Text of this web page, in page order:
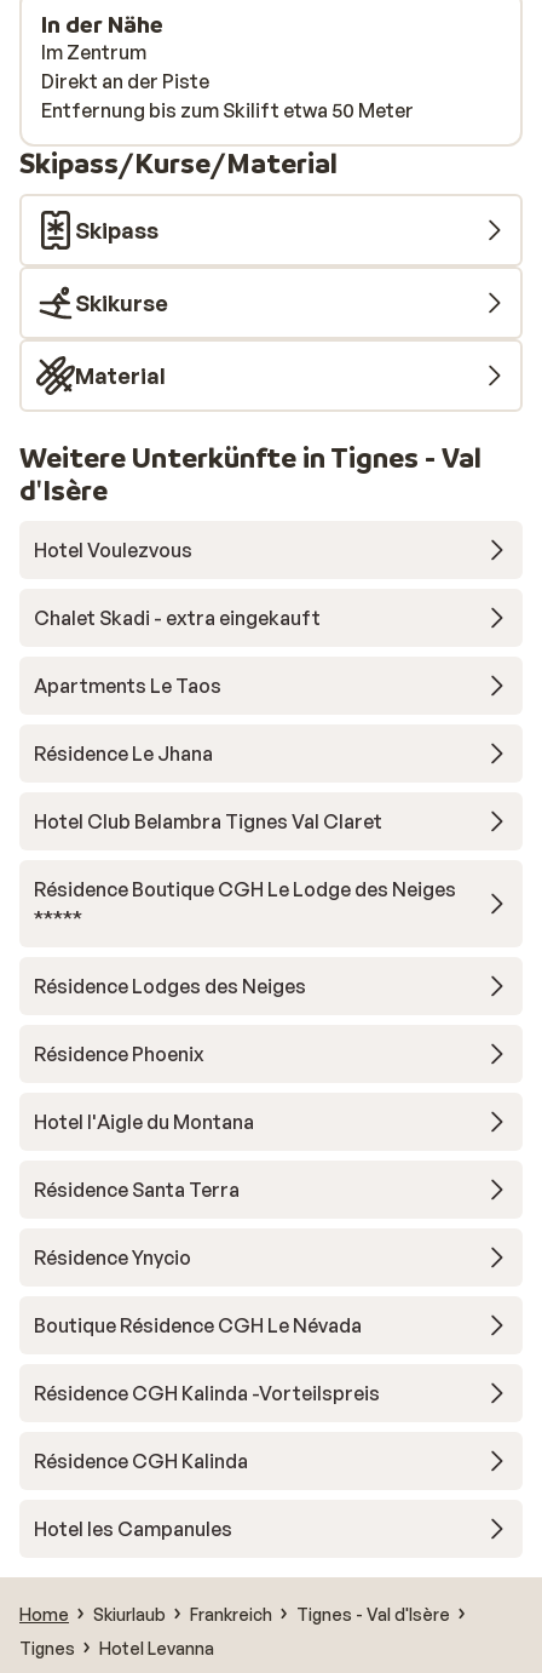
In der Nähe
Im Zentrum
Direkt an der Piste
Entfernung bis zum Skilift etwa 50 Meter
Skipass/Kurse/Material
Skipass
Skikurse
Material
Weitere Unterkünfte in Tignes - Val
d'Isère
Hotel Voulezvous
Chalet Skadi - extra eingekauft
Apartments Le Taos
Résidence Le Jhana
Hotel Club Belambra Tignes Val Claret
Résidence Boutique CGH Le Lodge des Neiges
*****
Résidence Lodges des Neiges
Résidence Phoenix
Hotel l'Aigle du Montana
Résidence Santa Terra
Résidence Ynycio
Boutique Résidence CGH Le Névada
Résidence CGH Kalinda -Vorteilspreis
Résidence CGH Kalinda
Hotel les Campanules
Home Skiurlaub Frankreich
Tignes - Val d'Isère
Tignes
Hotel Levanna